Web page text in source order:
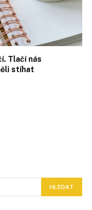
Tlačí nás
stíhat